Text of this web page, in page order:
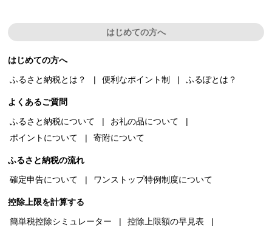
はじめての方へ
はじめての方へ
ふるさと納税とは？
便利なポイント制 ふるぽとは？
よくあるご質問
ふるさと納税について
お礼の品について
ポイントについて
寄附について
ふるさと納税の流れ
確定申告について
ワンストップ特例制度について
控除上限を計算する
簡単税控除シミュレーター
控除上限額の早見表